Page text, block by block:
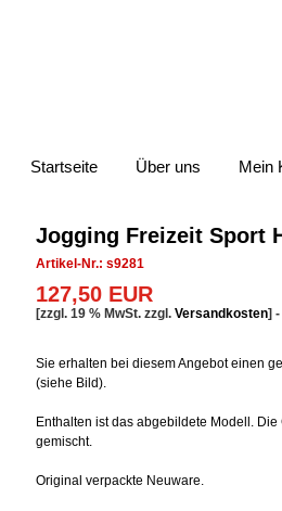
Startseite Über uns Mein
Jogging Freizeit Sport
Artikel-Nr.: s9281
127,50 EUR
[zzgl. 19 % MwSt. zzgl. Versandkosten]
Sie erhalten bei diesem Angebot einen
(siehe Bild).
Enthalten ist das abgebildete Modell.
gemischt.
Original verpackte Neuware.